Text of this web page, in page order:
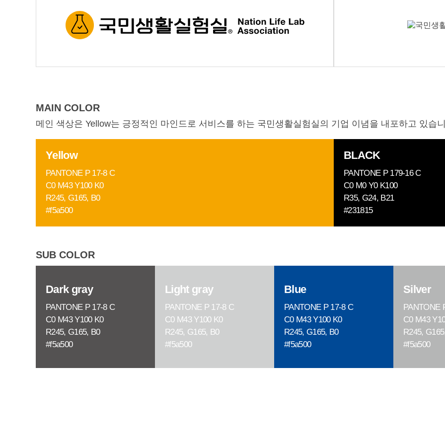
MAIN COLOR
메인 색상은 Yellow는 긍정적인 마인드로 서비스를 하는 국민생활실험실의 기업 이념을 내포하고 있습
Yellow
PANTONE P 17-8 C
C0 M43 Y100 K0
R245, G165, B0
#f5a500
BLACK
PANTONE P 179-16 C
C0 M0 Y0 K100
R35, G24, B21
#231815
SUB COLOR
Dark gray
PANTONE P 17-8 C
C0 M43 Y100 K0
R245, G165, B0
#f5a500
Light gray
PANTONE P 17-8 C
C0 M43 Y100 K0
R245, G165, B0
#f5a500
Blue
PANTONE P 17-8 C
C0 M43 Y100 K0
R245, G165, B0
#f5a500
Silver
PANTONE
C0 M43
R245,
#f5a500